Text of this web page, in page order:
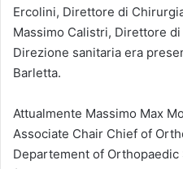
Ercolini, Direttore di
Massimo Calistri, Direttore
Direzione sanitaria era
Barletta.
Attualmente Massimo Max
Associate Chair Chief of
Departement of